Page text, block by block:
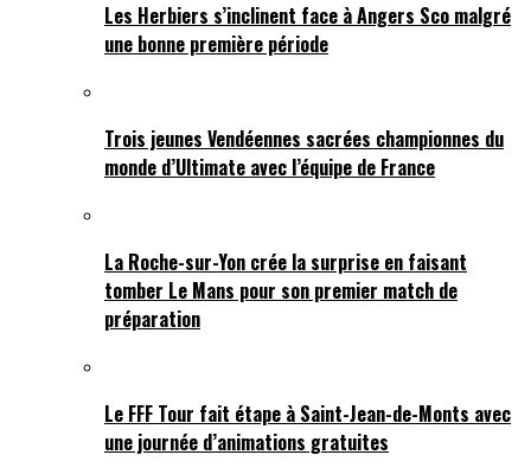
Les Herbiers s’inclinent face à Angers Sco malgré
une bonne première période
Trois jeunes Vendéennes sacrées championnes du
monde d’Ultimate avec l’équipe de France
La Roche-sur-Yon crée la surprise en faisant
tomber Le Mans pour son premier match de
préparation
Le FFF Tour fait étape à Saint-Jean-de-Monts avec
une journée d’animations gratuites